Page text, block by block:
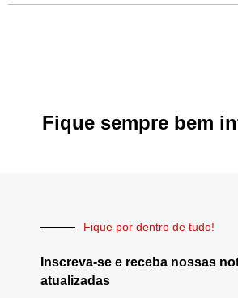
Fique sempre bem
Fique por dentro de tudo!
Inscreva-se e receba nossas
atualizadas